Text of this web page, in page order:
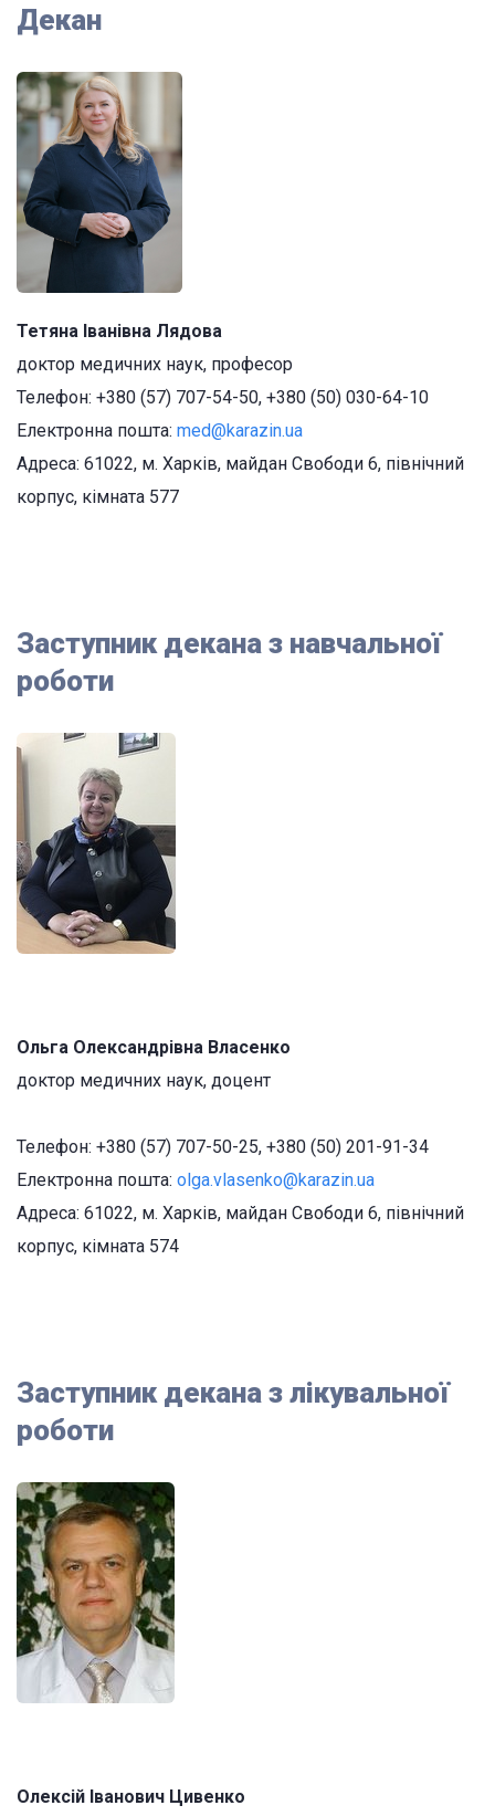
Декан
Тетяна Іванівна Лядова
доктор медичних наук, професор
Телефон: +380 (57) 707-54-50, +380 (50) 030-64-10
Електронна пошта: med@karazin.ua
Адреса: 61022, м. Харків, майдан Свободи 6, північний
корпус, кімната 577
Заступник декана з навчальної
роботи
Ольга Олександрівна Власенко
доктор медичних наук, доцент
Телефон: +380 (57) 707-50-25, +380 (50) 201-91-34
Електронна пошта: olga.vlasenko@karazin.ua
Адреса: 61022, м. Харків, майдан Свободи 6, північний
корпус, кімната 574
Заступник декана з лікувальної
роботи
Олексій Іванович Цивенко